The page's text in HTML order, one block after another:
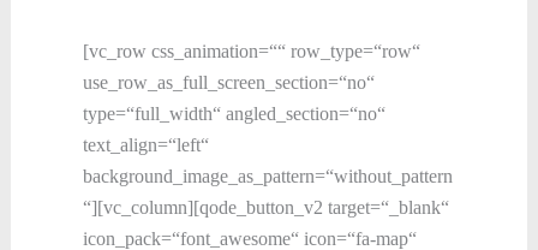
[vc_row css_animation=““ row_type=“row“
use_row_as_full_screen_section=“no“
type=“full_width“ angled_section=“no“
text_align=“left“
background_image_as_pattern=“without_pattern
“][vc_column][qode_button_v2 target=“_blank“
icon_pack=“font_awesome“ icon=“fa-map“